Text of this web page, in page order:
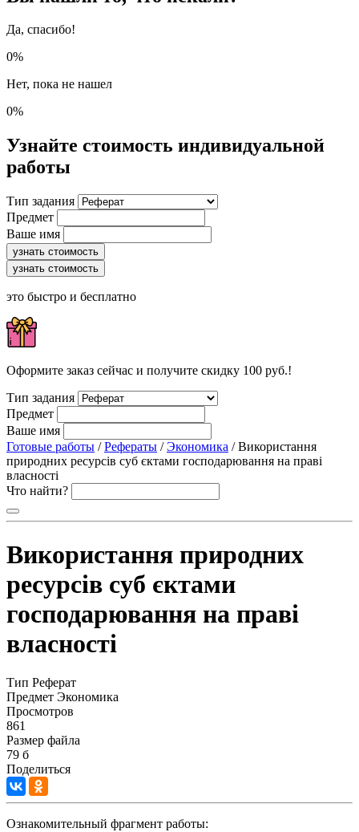
Да, спасибо!
0%
Нет, пока не нашел
0%
Узнайте стоимость индивидуальной
работы
Тип задания
Предмет
Ваше имя
узнать стоимость
узнать стоимость
это быстро и бесплатно
Оформите заказ сейчас и получите скидку 100 руб.!
Тип задания
Предмет
Ваше имя
Готовые работы /Рефераты /Экономика / Використання
природних ресурсів суб єктами господарювання на праві
власності
Что найти?
Використання природних
ресурсів суб єктами
господарювання на праві
власності
Тип Реферат
Предмет Экономика
Просмотров
861
Размер файла
79 б
Поделиться
Ознакомительный фрагмент работы: